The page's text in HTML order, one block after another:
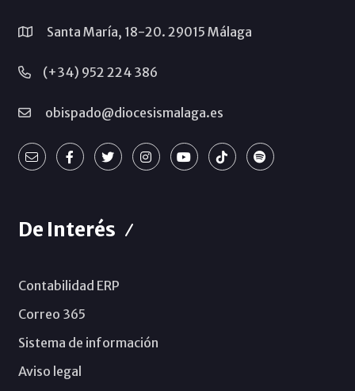
Santa María, 18-20. 29015 Málaga
(+34) 952 224 386
obispado@diocesismalaga.es
De Interés
Contabilidad ERP
Correo 365
Sistema de información
Aviso legal